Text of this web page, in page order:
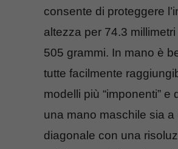
consente di proteggere
altezza per 74.3
505 grammi. In mano è
tutte facilmente
modelli più “imponenti”
una mano maschile sia a
diagonale con una